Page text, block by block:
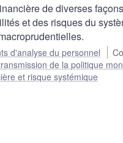
de diverses
et des risques du
d'analyse du personnel
de la politique
et risque systémique